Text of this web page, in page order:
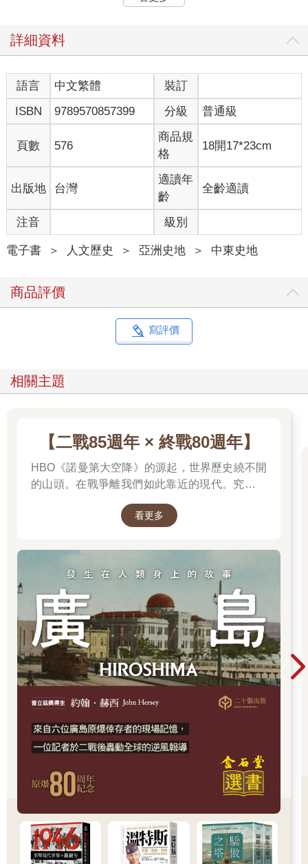
拉伯文Fas，又譯「非茲」）和撒馬爾干德（Samarkand，又譯
事強大、藝術輝煌、商業勢力和精神聖潔的振奮結合。這些城市
在，每座大城市都是一個轟鳴作響的創新和發現引擎。實力、人
口、思想落後的基督宗教歐洲，以嫉妒的眼光盯著南方和東方，
恐懼又不懷善意。巴格達在西元九世紀時擁有約八十萬人口，而
一一○○年時的倫敦和巴黎只不過是兩萬人口的小城市。在當時，
諸多伊斯蘭城市是優越文明的實際化身。
英文中的「civilization」（文明）一詞是源自拉丁文的civis，意為
市民，此詞又和civitas（城市）有關。從這些詞源，我們就能邁
出一小步，指出城市帶來文明，讓男男女女脫離粗糙野蠻的生
活，因此沒有城市就沒有文明。文明存在於城市中，而不是在沙
漠、曠野、草原、山脈和叢林裡，自然風景雖然美麗並令人心潮
澎湃，但是人類看到了城市最偉大的潛力：擅長藝術和科學，探
索人類的狀態，並留下難忘的文學遺產。
希臘人稱為「下美索不達米亞」（Lower Mesopotamia），位於
孕育生命的底格里斯河和幼發拉底河之間灌溉肥沃區。正就在
此，從西元前六○○○年蘇美人時代，經過巴比倫、亞述、阿契美
尼德（Achaemenid）、塞琉西（Seleucid）、安息
（Assur）、巴比倫、烏爾（Ur）、烏魯克（Uruk）、尼尼微
屹立，控制著周圍的世界，並為後代子孫刻畫了她們的名字。當
伊斯蘭在西元七世紀建立時，這些城市大多數已剩下斷壁殘垣。
如果說美索不達米亞為世界帶來最早的城市，那麼在這個地域中
隨後崛起的各個伊斯蘭帝國，則是遺贈給後人一些有史以來最絢
麗和光輝的都城。本書講述了十五座這樣的城市，自先知穆罕默
德的時代直到今天的十五個世紀裡，關注每個世紀中的一座城
市，她們都曾以各自的方式為伊斯蘭境域（Dar al Islam，或伊斯
《走讀伊斯蘭》這本書透過這些偉大的城市，追溯了穆斯林世界
的歷史和其中一些重要時刻，按照西元前五世紀時的「歷史之
父」希羅多德（Herodotus）的說法，本書關注那些「偉大驚人活
動」，嘗試以斷斷續續的歷史故事，從西元七世紀時開始，敘述
到二十一世紀結束。
要強調一點，這十五座城市是我個人的選擇。即使像麥加、大馬
士革、巴格達、開羅和伊斯坦堡這樣的城市，可能會出現在任何
一本關於伊斯蘭世界的歷史書籍裡，但是若要找出另外十五座城
市來涵蓋伊斯蘭世界的十五個世紀歷史，同樣也是有可能的。雅
加達、拉合爾（Lahore）和德里就不在我的名單內，雖然這三個
赫（Balkh）、布哈拉（Bukhara）、希瓦（Khiva）、塔不里茲
（Tabriz）、戌拉茲（Shiraz，又譯「舍拉子」）、摩蘇勒
（Mosul，又譯「摩蘇爾」）、梅爾夫（Merv）、阿勒坡
（Allepo）或嘎茲尼（Ghazni，又譯「加茲尼」），這些城市都
曾在伊斯蘭世界的蒼穹中閃亮；同時略過突尼西亞古聖城蓋拉萬
（Qairouan，又譯「凱魯萬」）。一個世紀只寫一座城市，勢必
要有所取捨。放眼今日，馬賽（Marseille）或布拉福德
（Bradford）可能比朵哈更能展現二十一世紀的視野。在過去數
十年裡，我以記者、歷史學家的身分在中東、北非和中亞活動的
詳細資料
語言 中文繁體
裝訂
ISBN
9789570857399 分級 普通級
頁數 576
商品規
格
18開17*23cm
出版地 台灣
適讀年
齡
全齡適讀
注音 級別
電子書 ＞ 人文歷史 ＞ 亞洲史地 ＞ 中東史地
商品評價
寫評價
相關主題
【二戰85週年 × 終戰80週年】
HBO《諾曼第大空降》的源起，世界歷史繞不開
的山頭。在戰爭離我們如此靠近的現代。究竟是
後、影響至今的軍事衝突？我們站在世界和平的
理由。
看更多